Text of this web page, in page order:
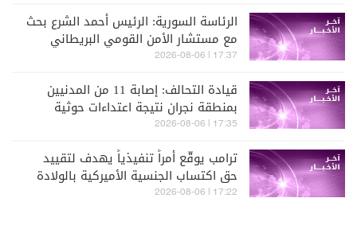
الرئاسة السورية: الرئيس أحمد الشرع بحث
مع مستشار الأمن القومي البريطاني
التطورات الإقليمية والدولية
17:37 | 2026-08-06
قيادة التحالف: إصابة 11 من المدنيين
بمنطقة نجران نتيجة اعتداءات حوثية
17:35 | 2026-08-06
ترامب يوقّع أمراً تنفيذياً يهدف لتقييد
حق اكتساب الجنسية الأميركية بالولادة
17:22 | 2026-08-06